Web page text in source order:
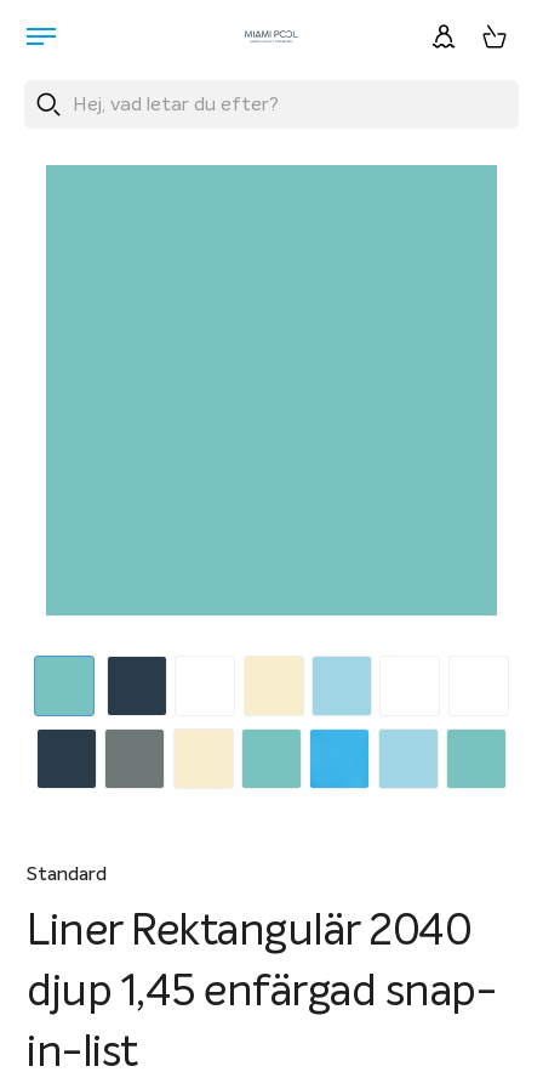
Standard
Liner Rektangulär 2040
djup 1,45 enfärgad snap-
in-list